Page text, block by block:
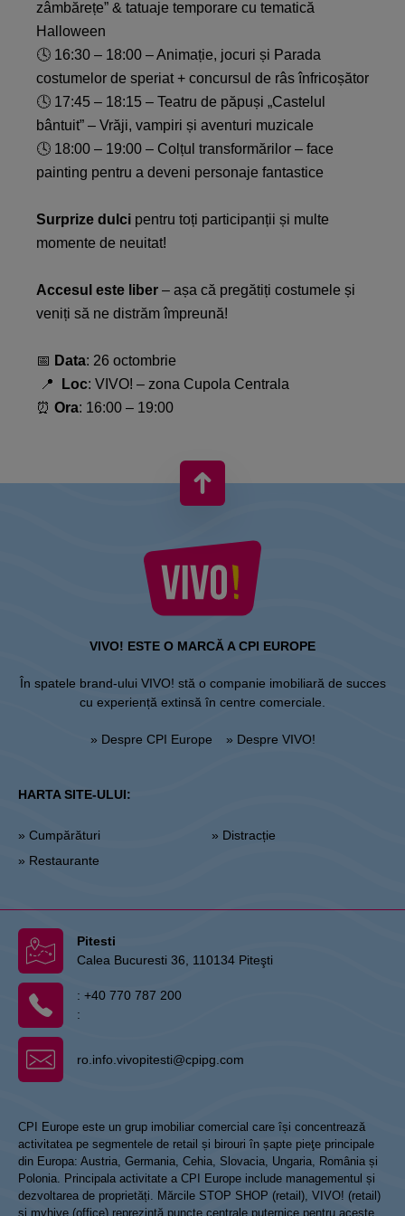
zâmbărețe” & tatuaje temporare cu tematică
Halloween​
🕓 16:30 – 18:00 – Animație, jocuri și Parada
costumelor de speriat + concursul de râs înfricoșător​
🕓 17:45 – 18:15 – Teatru de păpuși „Castelul
bântuit” – Vrăji, vampiri și aventuri muzicale​
🕓 18:00 – 19:00 – Colțul transformărilor – face
painting pentru a deveni personaje fantastice​​
Surprize dulci pentru toți participanții și multe
momente de neuitat!​
Accesul este liber – așa că pregătiți costumele și
veniți să ne distrăm împreună!​​
📅 Data: 26 octombrie​
📍
Loc: VIVO! – zona Cupola Centrala​
⏰ Ora: 16:00 – 19:00​
VIVO! ESTE O MARCĂ A CPI EUROPE
În spatele brand-ului VIVO! stă o companie imobiliară de succes
cu experiență extinsă în centre comerciale.
» Despre CPI Europe » Despre VIVO!
HARTA SITE-ULUI:
» Cumpărături
» Restaurante
» Distracție
Pitesti
Calea Bucuresti 36, 110134 Piteşti
: +40 770 787 200
:
ro.info.vivopitesti@cpipg.com
CPI Europe este un grup imobiliar comercial care își concentrează
activitatea pe segmentele de retail și birouri în șapte pieţe principale
din Europa: Austria, Germania, Cehia, Slovacia, Ungaria, România și
Polonia. Principala activitate a CPI Europe include managementul și
dezvoltarea de proprietăți. Mărcile STOP SHOP (retail), VIVO! (retail)
și myhive (office) reprezintă puncte centrale puternice pentru aceste